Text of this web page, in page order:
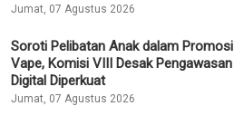
Jumat, 07 Agustus 2026
Soroti Pelibatan Anak dalam Promosi
Vape, Komisi VIII Desak Pengawasan
Digital Diperkuat
Jumat, 07 Agustus 2026